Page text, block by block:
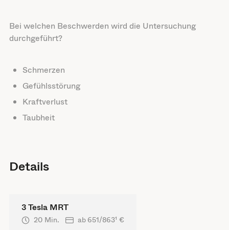
Bei welchen Beschwerden wird die Untersuchung
durchgeführt?
Schmerzen
Gefühlsstörung
Kraftverlust
Taubheit
Details
3 Tesla MRT
20 Min. ab 651/863¹ €